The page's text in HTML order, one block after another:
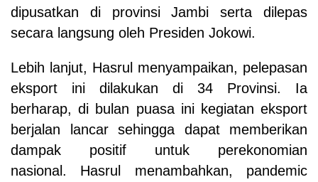
dipusatkan di provinsi Jambi serta dilepas
secara langsung oleh Presiden Jokowi.
Lebih lanjut, Hasrul menyampaikan, pelepasan
eksport ini dilakukan di 34 Provinsi. Ia
berharap, di bulan puasa ini kegiatan eksport
berjalan lancar sehingga dapat memberikan
dampak positif untuk perekonomian
nasional. Hasrul menambahkan, pandemic